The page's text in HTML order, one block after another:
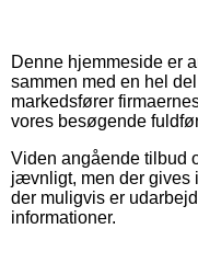
Denne hjemmeside er
sammen med en hel
markedsfører
vores besøgende
Viden angående tilbud
jævnligt, men der gives
der muligvis er
informationer.